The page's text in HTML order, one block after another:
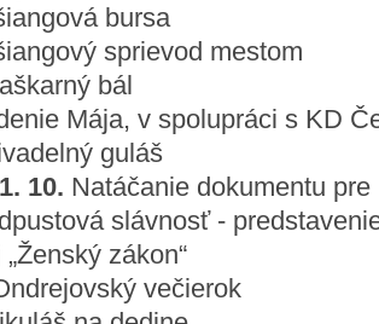
bursa
sprievod mestom
bál
Mája, v spolupráci s KD
guláš
10. Natáčanie dokumentu pre
slávnosť -
zákon“
večierok